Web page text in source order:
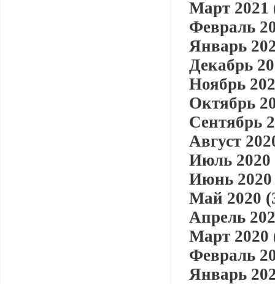
Март 2021
Февраль
Январь
Декабрь
Ноябрь
Октябрь
Сентябрь
Август
Июль 2020
Июнь 2020
Май 2020
Апрель
Март 2020
Февраль
Январь